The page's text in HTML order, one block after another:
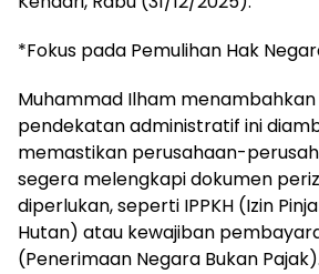
*Fokus pada Pemulihan Hak
Muhammad Ilham
pendekatan administratif ini
memastikan perusahaan-
segera melengkapi dokumen
diperlukan, seperti IPPKH (Izin
Hutan) atau kewajiban
(Penerimaan Negara Bukan Pajak).